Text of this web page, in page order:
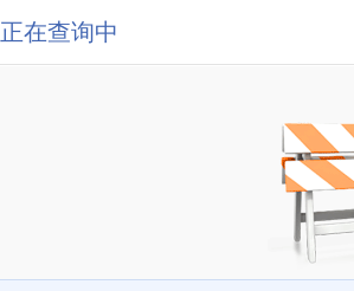
正在查询中